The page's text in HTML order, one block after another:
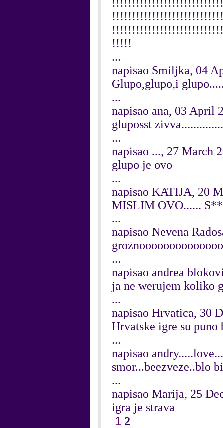
!!!!!
...
napisao Smiljka, 04
Glupo,glupo,i
...
napisao ana, 03 April
gluposst
...
napisao ..., 27 March
glupo je ovo
...
napisao KATIJA, 20
MISLIM OVO......
...
napisao Nevena
...
napisao andrea
ja ne werujem koliko
...
napisao Hrvatica, 30
Hrvatske igre su
...
napisao
smor...beezveze..blo
...
napisao Marija, 25
igra je strava
1 2